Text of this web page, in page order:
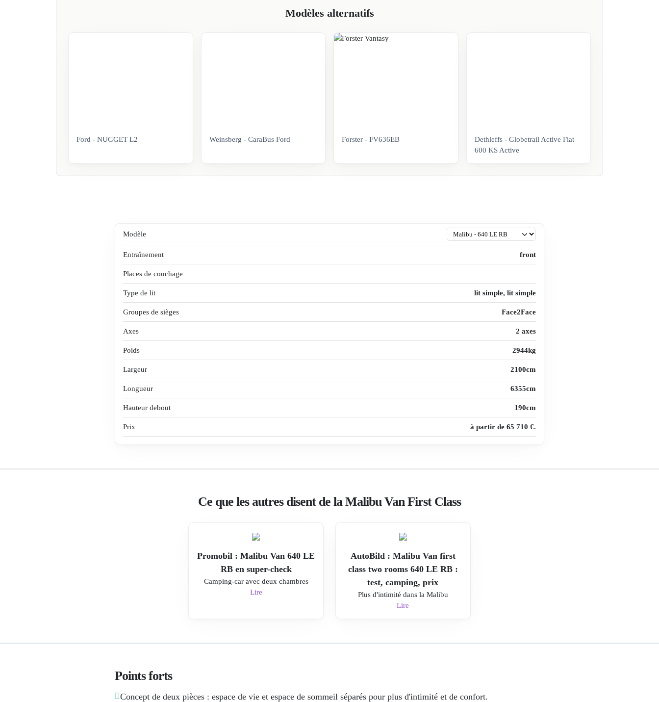
Modèles alternatifs
Ford - NUGGET L2 Weinsberg - CaraBus Ford Forster - FV636EB
Dethleffs - Globetrail Active Fiat
600 KS Active
Modèle
Entraînement front
Places de couchage
Type de lit lit simple, lit simple
Groupes de sièges Face2Face
Axes 2 axes
Poids 2944kg
Largeur 2100cm
Longueur 6355cm
Hauteur debout 190cm
Prix à partir de 65 710 €.
Ce que les autres disent de la Malibu Van First Class
Promobil : Malibu Van 640 LE
RB en super-check
Camping-car avec deux chambres
Lire
AutoBild : Malibu Van first
class two rooms 640 LE RB :
test, camping, prix
Plus d'intimité dans la Malibu
Lire
Points forts
Concept de deux pièces : espace de vie et espace de sommeil séparés pour plus d'intimité et de confort.